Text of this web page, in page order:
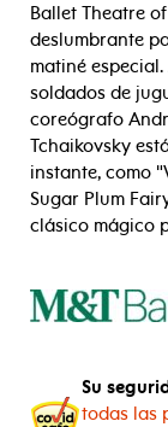
Ballet Theatre
deslumbrante
matiné
soldados de
coreógrafo
Tchaikovsky
instante, como
Sugar Plum
clásico mágico
Su
todas las